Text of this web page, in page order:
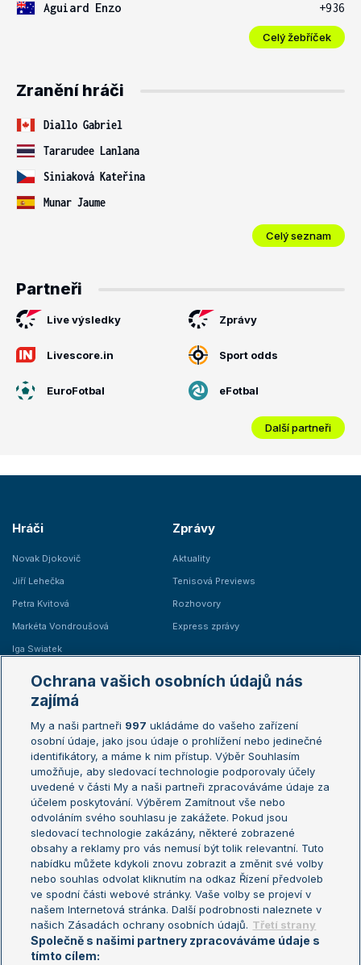
Aguiard Enzo
+936
Celý žebříček
Zranění hráči
Diallo Gabriel
Tararudee Lanlana
Siniaková Kateřina
Munar Jaume
Celý seznam
Partneři
Live výsledky Zprávy
Livescore.in Sport odds
EuroFotbal eFotbal
Další partneři
Hráči
Novak Djokovič
Jiří Lehečka
Petra Kvitová
Markéta Vondroušová
Iga Swiatek
Zprávy
Aktuality
Tenisová Previews
Rozhovory
Express zprávy
Žebříčky
Žebříček ATP (muži)
Žebříček WTA (ženy)
Sázkařský žebříček
Australian Open
French Open
Wimbledon
US Open
Turnaj mistrů
Turnaj mistryň
Aktualní trendy
Fotbalové přestupy
Livesport Daily
LS Prague Open
Ochrana vašich osobních údajů nás
zajímá
My a naši partneři 997 ukládáme do vašeho zařízení
osobní údaje, jako jsou údaje o prohlížení nebo jedinečné
identifikátory, a máme k nim přístup. Výběr Souhlasím
umožňuje, aby sledovací technologie podporovaly účely
uvedené v části My a naši partneři zpracováváme údaje za
účelem poskytování. Výběrem Zamítnout vše nebo
odvoláním svého souhlasu je zakážete. Pokud jsou
sledovací technologie zakázány, některé zobrazené
obsahy a reklamy pro vás nemusí být tolik relevantní. Tuto
nabídku můžete kdykoli znovu zobrazit a změnit své volby
nebo souhlas odvolat kliknutím na odkaz Řízení předvoleb
ve spodní části webové stránky. Vaše volby se projeví v
našem Internetová stránka. Další podrobnosti naleznete v
našich Zásadách ochrany osobních údajů. Třetí strany
Společně s našimi partnery zpracováváme údaje s
tímto cílem: